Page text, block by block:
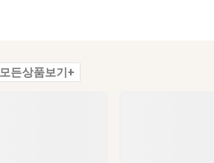
모든상품보기+